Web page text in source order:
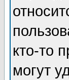
кто-то
могут